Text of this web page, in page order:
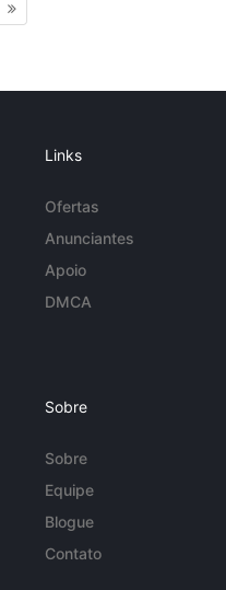
Links
Ofertas
Anunciantes
Apoio
DMCA
Sobre
Sobre
Equipe
Blogue
Contato